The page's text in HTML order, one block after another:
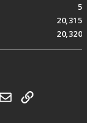
5
20,315
20,320
電子郵件
連結